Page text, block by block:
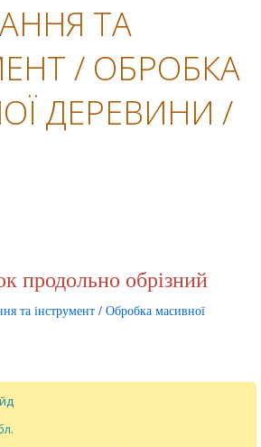
ТА
/ ОБРОБКА
ДЕРЕВИНИ /
продольно обрізний
та інструмент / Обробка масивної